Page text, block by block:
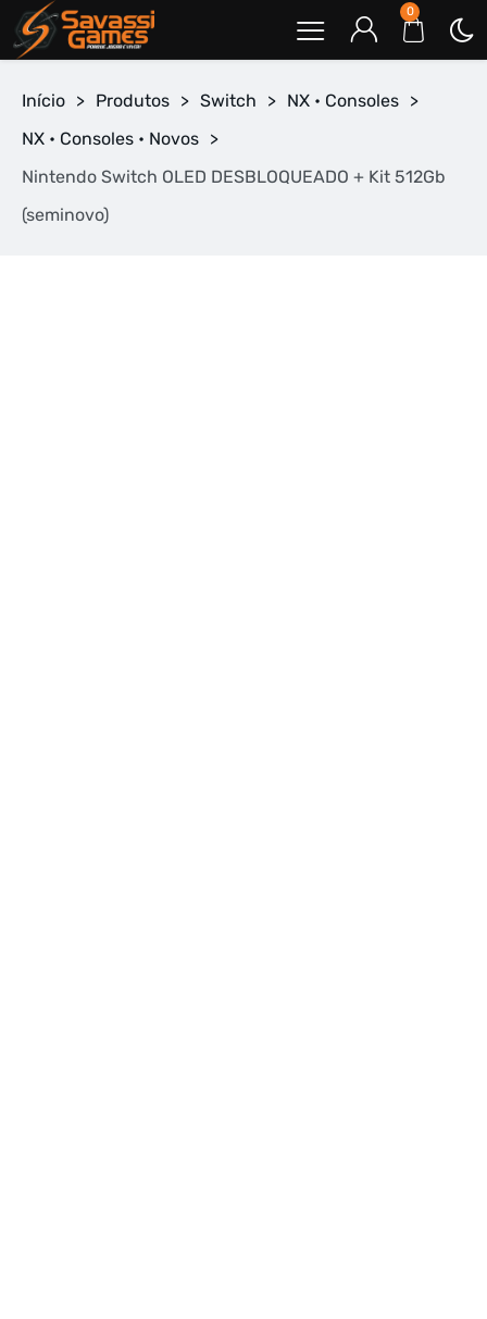
0
Início > Produtos > Switch > NX • Consoles >
NX • Consoles • Novos >
Nintendo Switch OLED DESBLOQUEADO + Kit 512Gb
(seminovo)